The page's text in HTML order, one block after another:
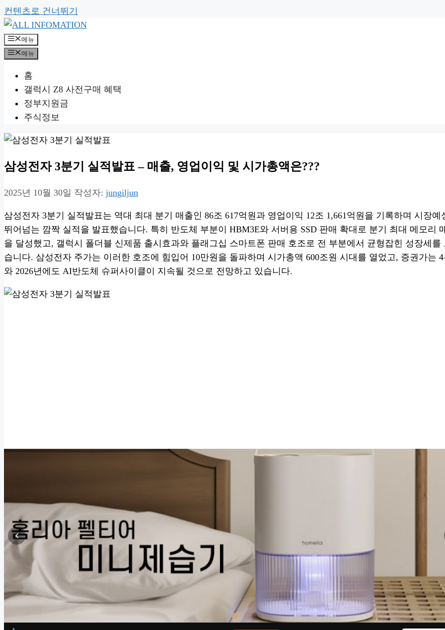
컨텐츠로 건너뛰기
메뉴
메뉴
홈
갤럭시 Z8 사전구매 혜택
정부지원금
주식정보
삼성전자 3분기 실적발표 – 매출, 영업이익 및 시가총액은???
2025년 10월 30일 작성자: jungiljun
삼성전자 3분기 실적발표는 역대 최대 분기 매출인 86조 617억원과 영업이익 12조 1,661억원을 기록하며 시장예
뛰어넘는 깜짝 실적을 발표했습니다. 특히 반도체 부분이 HBM3E와 서버용 SSD 판매 확대로 분기 최대 메모리
을 달성했고, 갤럭시 폴더블 신제품 출시효과와 플래그십 스마트폰 판매 호조로 전 부분에서 균형잡힌 성장세를
습니다. 삼성전자 주가는 이러한 호조에 힘입어 10만원을 돌파하며 시가총액 600조원 시대를 열었고, 증권가는
와 2026년에도 AI반도체 슈퍼사이클이 지속될 것으로 전망하고 있습니다.